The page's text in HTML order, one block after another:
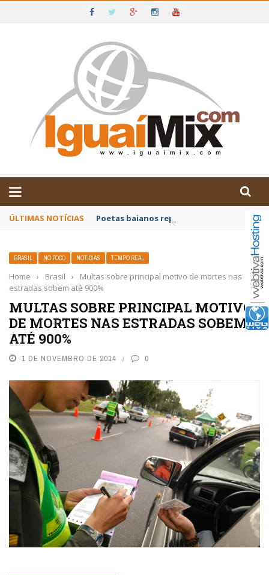
IGUAÍ E SUDOESTE DA BAHIA
ÚLTIMAS NOTÍCIAS Poetas baianos representam o Brasil no
BRASIL NO FOCO NOTÍCIAS TEMPO REAL
Home › Brasil ›
Multas sobre principal motivo de mortes nas
estradas sobem até 900%
MULTAS SOBRE PRINCIPAL MOTIVO
DE MORTES NAS ESTRADAS SOBEM
ATÉ 900%
1 DE NOVEMBRO DE 2014 0